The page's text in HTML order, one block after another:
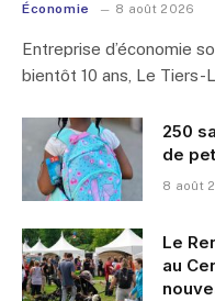
Économie 8 août 2026
Entreprise d’économie
bientôt 10 ans, Le Tiers-
250
de
8 août
Le
au